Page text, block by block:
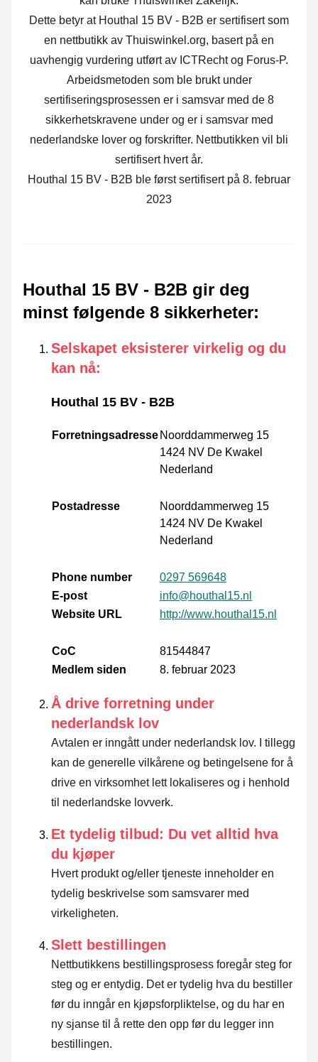
Dette betyr at Houthal 15 BV - B2B er sertifisert som
en nettbutikk av Thuiswinkel.org, basert på en
uavhengig vurdering utført av ICTRecht og Forus-P.
Arbeidsmetoden som ble brukt under
sertifiseringsprosessen er i samsvar med de 8
sikkerhetskravene under og er i samsvar med
nederlandske lover og forskrifter. Nettbutikken vil bli
sertifisert hvert år.
Houthal 15 BV - B2B ble først sertifisert på 8. februar
2023
Houthal 15 BV - B2B gir deg
minst følgende 8 sikkerheter:
Selskapet eksisterer virkelig og du
kan nå:
Houthal 15 BV - B2B
Forretningsadresse Noorddammerweg 15
1424 NV De Kwakel
Nederland
Postadresse
Noorddammerweg 15
1424 NV De Kwakel
Nederland
Phone number
0297 569648
E-post
info@houthal15.nl
Website URL
http://www.houthal15.nl
CoC
81544847
Medlem siden
8. februar 2023
Å drive forretning under
nederlandsk lov
Avtalen er inngått under nederlandsk lov. I tillegg
kan de generelle vilkårene og betingelsene for å
drive en virksomhet lett lokaliseres og i henhold
til nederlandske lovverk.
Et tydelig tilbud: Du vet alltid hva
du kjøper
Hvert produkt og/eller tjeneste inneholder en
tydelig beskrivelse som samsvarer med
virkeligheten.
Slett bestillingen
Nettbutikkens bestillingsprosess foregår steg for
steg og er entydig. Det er tydelig hva du bestiller
før du inngår en kjøpsforpliktelse, og du har en
ny sjanse til å rette den opp før du legger inn
bestillingen.